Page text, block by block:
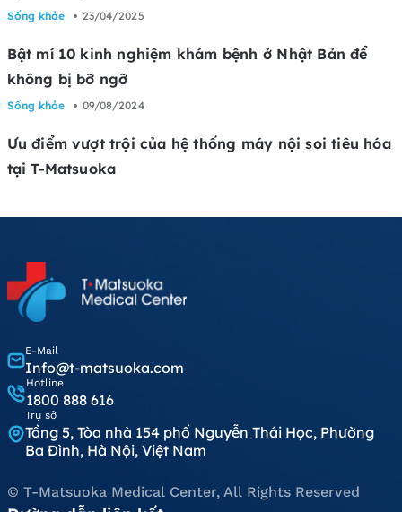
Sống khỏe 23/04/2025
Bật mí 10 kinh nghiệm khám bệnh ở Nhật Bản để
không bị bỡ ngỡ
Sống khỏe 09/08/2024
Ưu điểm vượt trội của hệ thống máy nội soi tiêu hóa
tại T-Matsuoka
E-Mail
Info@t-matsuoka.com
Hotline
1800 888 616
Trụ sở
Tầng 5, Tòa nhà 154 phố Nguyễn Thái Học, Phường
Ba Đình, Hà Nội, Việt Nam
© T-Matsuoka Medical Center, All Rights Reserved